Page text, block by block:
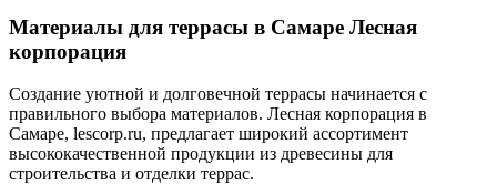
Материалы для террасы в Самаре Лесная
корпорация
Создание уютной и долговечной террасы начинается с
правильного выбора материалов. Лесная корпорация в
Самаре, lescorp.ru, предлагает широкий ассортимент
высококачественной продукции из древесины для
строительства и отделки террас.